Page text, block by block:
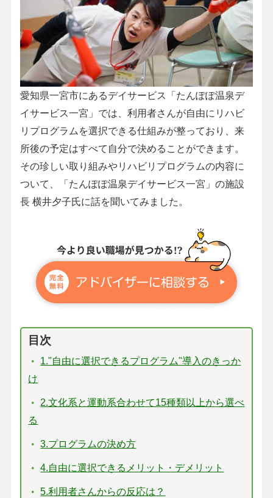
愛知県一宮市にあるデイサービス「たんぽぽ温泉デ
イサービス一宮」では、利用者さんが自由にリハビ
リプログラムを選択できる仕組みが整っており、来
所後の予定はすべて自分で決めることができます。
その珍しい取り組みやリハビリプログラムの内容に
ついて、「たんぽぽ温泉デイサービス一宮」の施設
長 横井夕子氏に話を聞いてみました。
目次
1."自由に選択できるプログラム"導入のきっか
け
2.文化系と運動系合わせて15種類以上から選べ
る
3.プログラムの決め方
4.自由に選択できるメリット・デメリット
5.利用者さんからの反応は？